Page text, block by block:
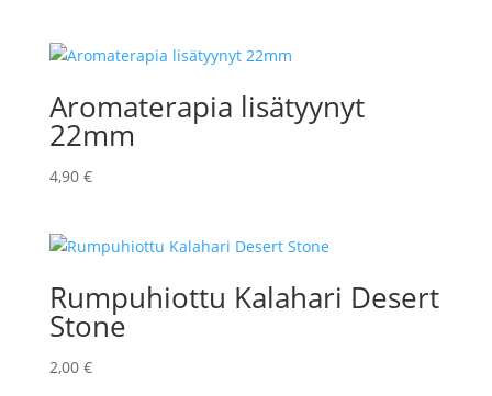
Aromaterapia lisätyynyt
22mm
4,90 €
Rumpuhiottu Kalahari Desert
Stone
2,00 €